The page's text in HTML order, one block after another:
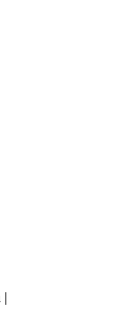
|